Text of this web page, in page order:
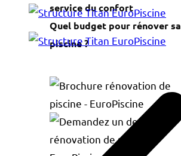
service du confort
Quel budget pour rénover sa
piscine ?